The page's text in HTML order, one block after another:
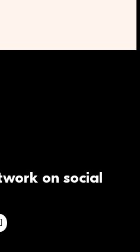
on social